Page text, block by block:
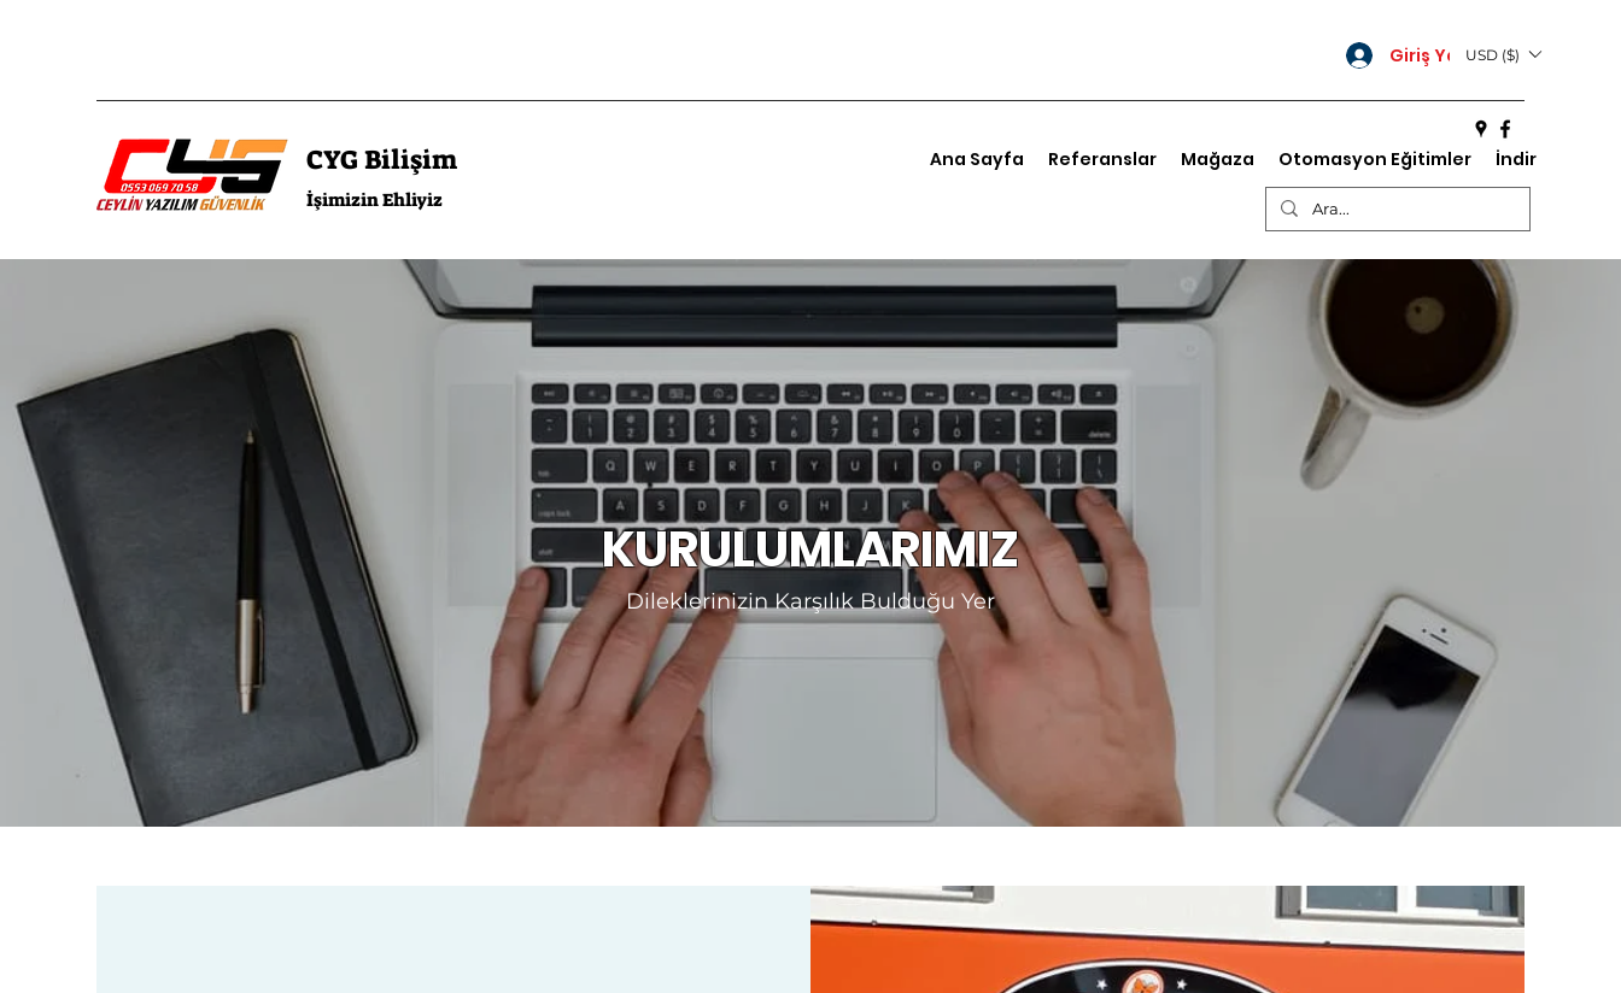
Giriş YapUSD ($)
CYG Bilişim
İşimizin Ehliyiz
Ana Sayfa Referanslar Mağaza Otomasyon Eğitimler İndir
KURULUMLARIMIZ
Dileklerinizin Karşılık Bulduğu Yer